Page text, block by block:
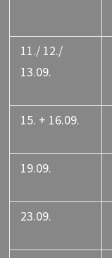
11./ 12./
13.09.
15. + 16.09.
19.09.
23.09.